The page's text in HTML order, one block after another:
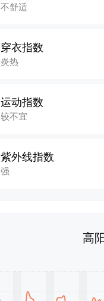
不舒适
穿衣指数
炎热
运动指数
较不宜
紫外线指数
强
高